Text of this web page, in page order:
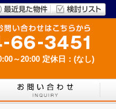
～20:00 定休日：(なし)